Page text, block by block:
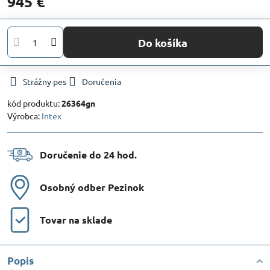
Do košíka
Strážny pes
Doručenia
kód produktu:26364gn
Výrobca: Intex
Doručenie do 24 hod​.
Osobný odber Pezinok
Tovar na sklade
Popis